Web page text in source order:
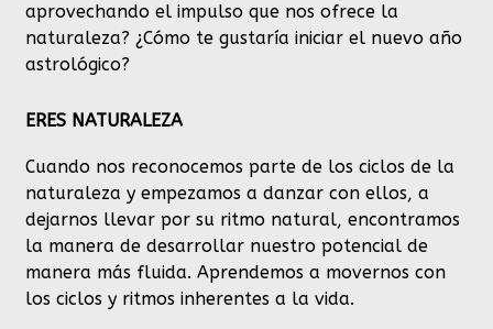
aprovechando el impulso que nos ofrece la
naturaleza? ¿Cómo te gustaría iniciar el nuevo año
astrológico?
ERES NATURALEZA
Cuando nos reconocemos parte de los ciclos de la
naturaleza y empezamos a danzar con ellos, a
dejarnos llevar por su ritmo natural, encontramos
la manera de desarrollar nuestro potencial de
manera más fluida. Aprendemos a movernos con
los ciclos y ritmos inherentes a la vida.